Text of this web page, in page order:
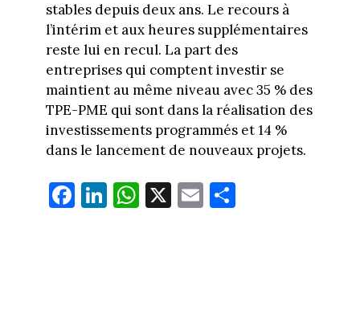
stables depuis deux ans. Le recours à
l’intérim et aux heures supplémentaires
reste lui en recul. La part des
entreprises qui comptent investir se
maintient au même niveau avec 35 % des
TPE-PME qui sont dans la réalisation des
investissements programmés et 14 %
dans le lancement de nouveaux projets.
Fa
ce
Li
nk
W
ha
X E
m
Pa
rt